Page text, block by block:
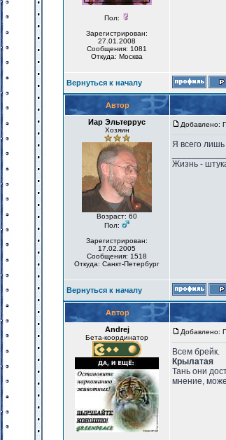
Пол:
Зарегистрирован:
27.01.2008
Сообщения: 1081
Откуда: Москва
Вернуться к началу
Автор
Иар Эльтеррус
Хозяин
Возраст: 60
Пол:
Зарегистрирован:
17.02.2005
Сообщения: 1518
Откуда: Санкт-Петербург
Добавлено:
Я всего лишь
Жизнь -
Вернуться к началу
Автор
Andrej
Бета-координатор
Добавлено:
Всем брейк.
Крылатая
Тань они
мнение,